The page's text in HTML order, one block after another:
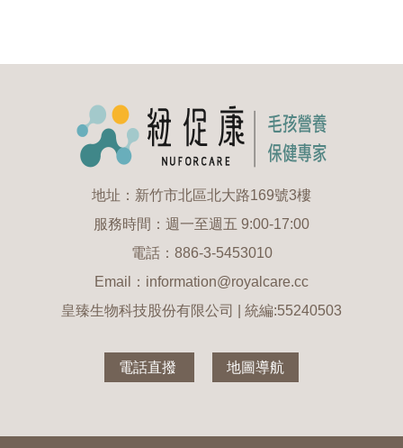
地址：新竹市北區北大路169號3樓
服務時間：週一至週五 9:00-17:00
電話：886-3-5453010
Email：information@royalcare.cc
皇臻生物科技股份有限公司 | 統編:55240503
電話直撥 地圖導航